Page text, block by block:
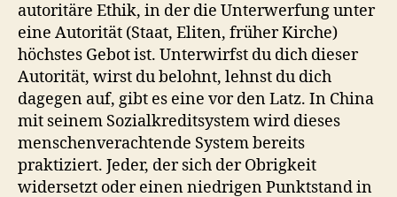
autoritäre Ethik, in der die Unterwerfung unter
eine Autorität (Staat, Eliten, früher Kirche)
höchstes Gebot ist. Unterwirfst du dich dieser
Autorität, wirst du belohnt, lehnst du dich
dagegen auf, gibt es eine vor den Latz. In China
mit seinem Sozialkreditsystem wird dieses
menschenverachtende System bereits
praktiziert. Jeder, der sich der Obrigkeit
widersetzt oder einen niedrigen Punktstand in